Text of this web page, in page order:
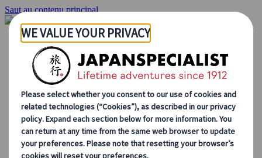
Saut au contenu principal
Accueil
Voyages
Circuits individuels
Circuits en groupe
Circuits autotours
Excursions
Voyages de groupe sur mesure
Japan Rail Pass
Découvrez notre travail
Qui sommes-nous ?
Notre équipe
Rejoignez notre équipe